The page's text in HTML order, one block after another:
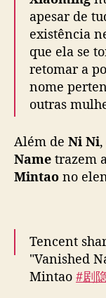
apesar de
existência
que ela se
retomar a
nome
outras
Além de Ni Ni
Name trazem
Mintao no
Tencent
"Vanished
Mintao #剧